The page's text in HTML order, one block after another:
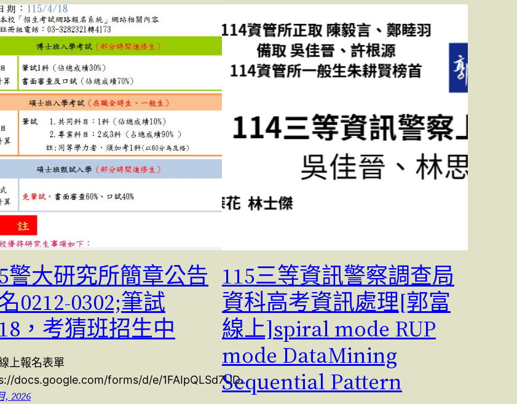
警大研究所簡章公告
0212-0302;筆試
，考猜班招生中
上報名表單
docs.google.com/forms/d/e/1FAIpQLSd7UD…
, 2026
115三等資訊警察調查局
資科高考資訊處理[郭富
線上]spiral mode RUP
mode DataMining
Sequential Pattern